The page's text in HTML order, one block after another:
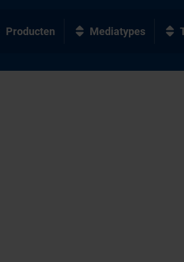
Producten Mediatypes